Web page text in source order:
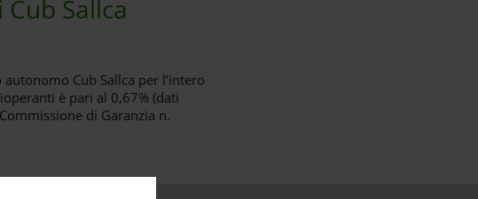
Sallca
Cub Sallca per l’intero
è pari al 0,67% (dati
di Garanzia n.